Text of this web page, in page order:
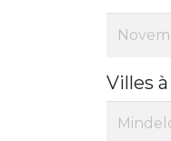
Villes